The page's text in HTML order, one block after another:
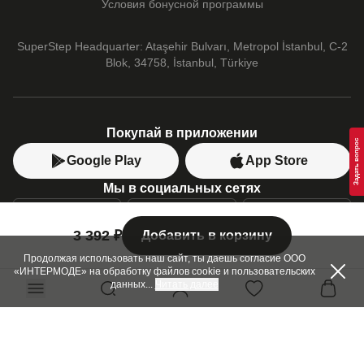
Продолжая использовать наш сайт, ты даешь согласие ООО
«ИНТЕРМОДЕ» на обработку файлов cookie и пользовательских
данных...
3 392 ₽ Добавить в корзину
Условия бонусной программы
SuperStep Headquarter: Ataşehir Bulvarı, Metropol İstanbul, C-2
Blok, 34758, İstanbul, Türkiye
Покупай в приложении
Google Play
App Store
Мы в социальных сетях
Позвони нам
+7 (499) 350-55-33
C 10:00 до 19:00
SuperStep-бот